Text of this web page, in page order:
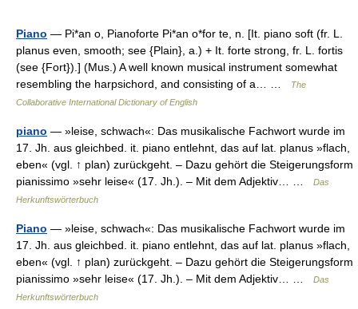
Piano — Pi*an o, Pianoforte Pi*an o*for te, n. [It. piano soft (fr. L.
planus even, smooth; see {Plain}, a.) + It. forte strong, fr. L. fortis
(see {Fort}).] (Mus.) A well known musical instrument somewhat
resembling the harpsichord, and consisting of a… …
The
Collaborative International Dictionary of English
piano — »leise, schwach«: Das musikalische Fachwort wurde im
17. Jh. aus gleichbed. it. piano entlehnt, das auf lat. planus »flach,
eben« (vgl. ↑ plan) zurückgeht. – Dazu gehört die Steigerungsform
pianissimo »sehr leise« (17. Jh.). – Mit dem Adjektiv… …
Das
Herkunftswörterbuch
Piano — »leise, schwach«: Das musikalische Fachwort wurde im
17. Jh. aus gleichbed. it. piano entlehnt, das auf lat. planus »flach,
eben« (vgl. ↑ plan) zurückgeht. – Dazu gehört die Steigerungsform
pianissimo »sehr leise« (17. Jh.). – Mit dem Adjektiv… …
Das
Herkunftswörterbuch